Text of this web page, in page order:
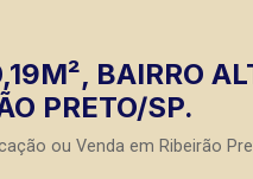
BAIRRO
PRETO/SP.
ou Venda em Ribeirão